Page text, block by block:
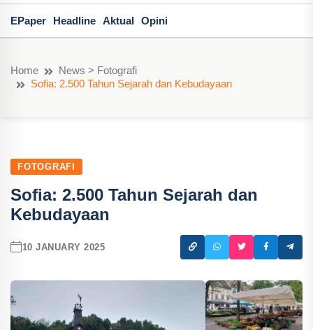
EPaper Headline Aktual Opini
Home
News > Fotografi
Sofia: 2.500 Tahun Sejarah dan Kebudayaan
FOTOGRAFI
Sofia: 2.500 Tahun Sejarah dan
Kebudayaan
10 JANUARY 2025